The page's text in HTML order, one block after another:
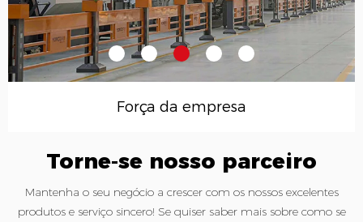
Força da empresa
Torne-se nosso parceiro
Mantenha o seu negócio a crescer com os nossos excelentes
produtos e serviço sincero! Se quiser saber mais sobre como se